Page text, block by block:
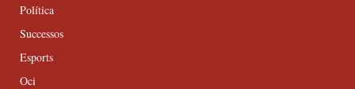
Política
Successos
Esports
Oci